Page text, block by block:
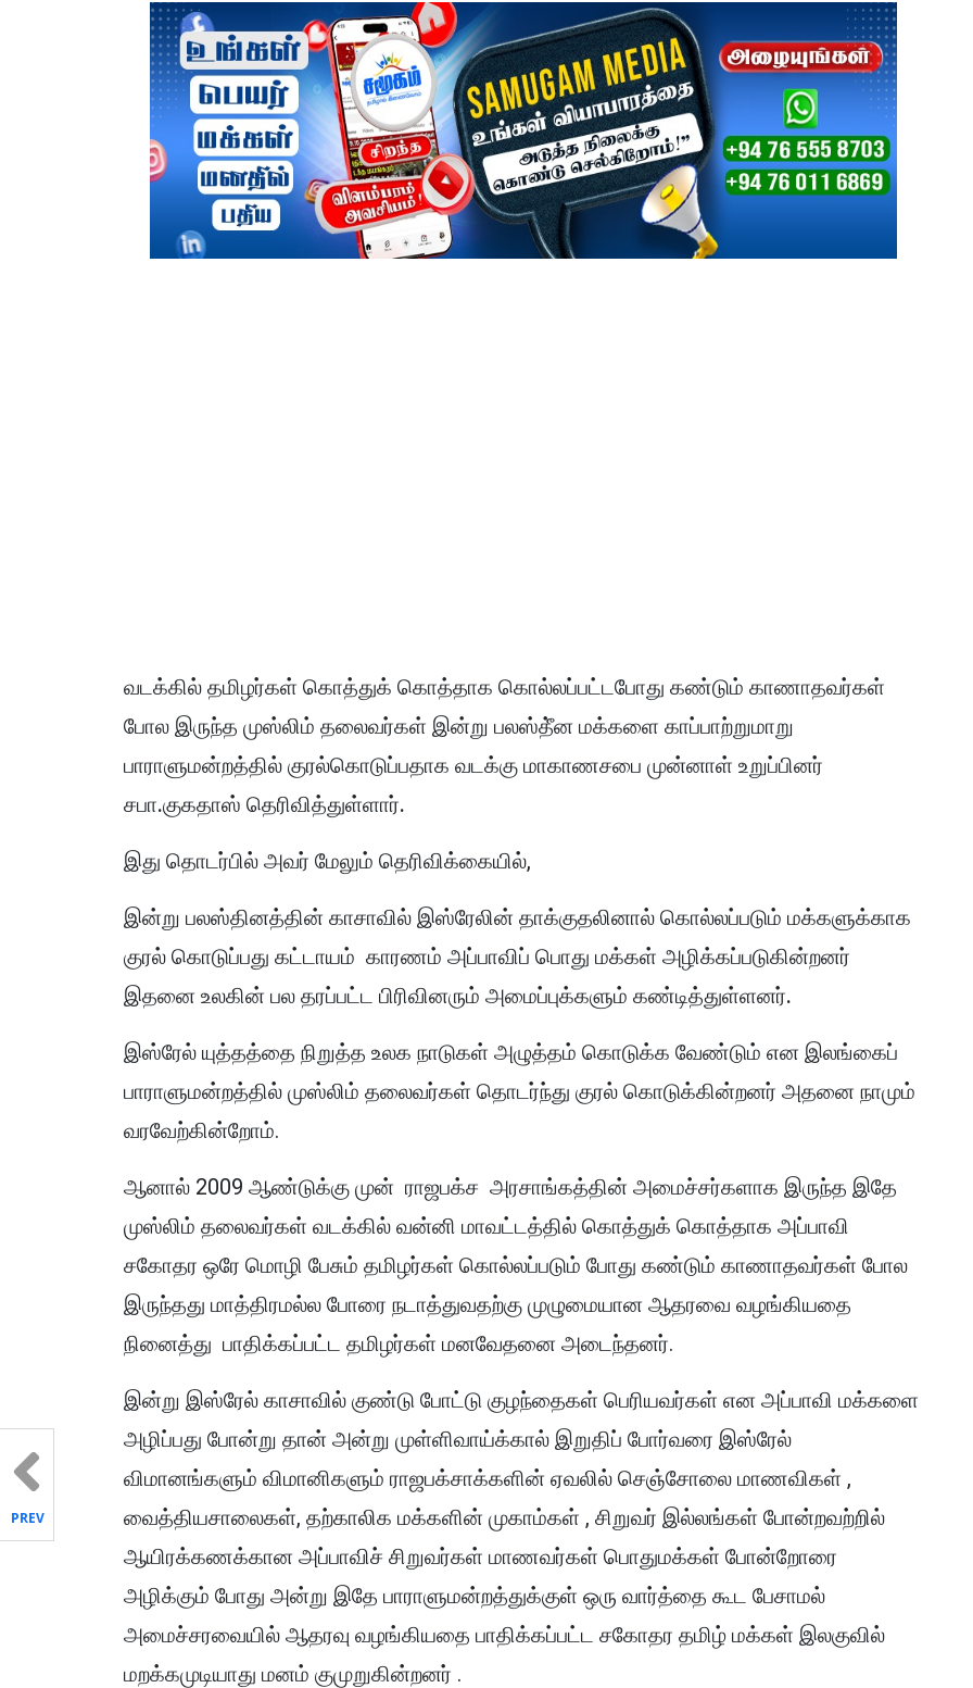
வடக்கில் தமிழர்கள் கொத்துக் கொத்தாக கொல்லப்பட்டபோது கண்டும் காணாதவர்கள்
போல இருந்த முஸ்லிம் தலைவர்கள் இன்று பலஸ்தீ்ன மக்களை காப்பாற்றுமாறு
பாராளுமன்றத்தில் குரல்கொடுப்பதாக வடக்கு மாகாணசபை முன்னாள் உறுப்பினர்
சபா.குகதாஸ் தெரிவித்துள்ளார்.
இது தொடர்பில் அவர் மேலும் தெரிவிக்கையில்,
இன்று பலஸ்தினத்தின் காசாவில் இஸ்ரேலின் தாக்குதலினால் கொல்லப்படும் மக்களுக்காக
குரல் கொடுப்பது கட்டாயம் காரணம் அப்பாவிப் பொது மக்கள் அழிக்கப்படுகின்றனர்
இதனை உலகின் பல தரப்பட்ட பிரிவினரும் அமைப்புக்களும் கண்டித்துள்ளனர்.
இஸ்ரேல் யுத்தத்தை நிறுத்த உலக நாடுகள் அழுத்தம் கொடுக்க வேண்டும் என இலங்கைப்
பாராளுமன்றத்தில் முஸ்லிம் தலைவர்கள் தொடர்ந்து குரல் கொடுக்கின்றனர் அதனை நாமும்
வரவேற்கின்றோம்.
ஆனால் 2009 ஆண்டுக்கு முன் ராஜபக்ச அரசாங்கத்தின் அமைச்சர்களாக இருந்த இதே
முஸ்லிம் தலைவர்கள் வடக்கில் வன்னி மாவட்டத்தில் கொத்துக் கொத்தாக அப்பாவி
சகோதர ஒரே மொழி பேசும் தமிழர்கள் கொல்லப்படும் போது கண்டும் காணாதவர்கள் போல
இருந்தது மாத்திரமல்ல போரை நடாத்துவதற்கு முழுமையான ஆதரவை வழங்கியதை
நினைத்து பாதிக்கப்பட்ட தமிழர்கள் மனவேதனை அடைந்தனர்.
இன்று இஸ்ரேல் காசாவில் குண்டு போட்டு குழந்தைகள் பெரியவர்கள் என அப்பாவி மக்களை
அழிப்பது போன்று தான் அன்று முள்ளிவாய்க்கால் இறுதிப் போர்வரை இஸ்ரேல்
விமானங்களும் விமானிகளும் ராஜபக்சாக்களின் ஏவலில் செஞ்சோலை மாணவிகள் ,
வைத்தியசாலைகள், தற்காலிக மக்களின் முகாம்கள் , சிறுவர் இல்லங்கள் போன்றவற்றில்
ஆயிரக்கணக்கான அப்பாவிச் சிறுவர்கள் மாணவர்கள் பொதுமக்கள் போன்றோரை
அழிக்கும் போது அன்று இதே பாராளுமன்றத்துக்குள் ஒரு வார்த்தை கூட பேசாமல்
அமைச்சரவையில் ஆதரவு வழங்கியதை பாதிக்கப்பட்ட சகோதர தமிழ் மக்கள் இலகுவில்
மறக்கமுடியாது மனம் குமுறுகின்றனர் .
PREV